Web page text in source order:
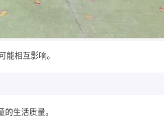
相互影响。
生活质量。